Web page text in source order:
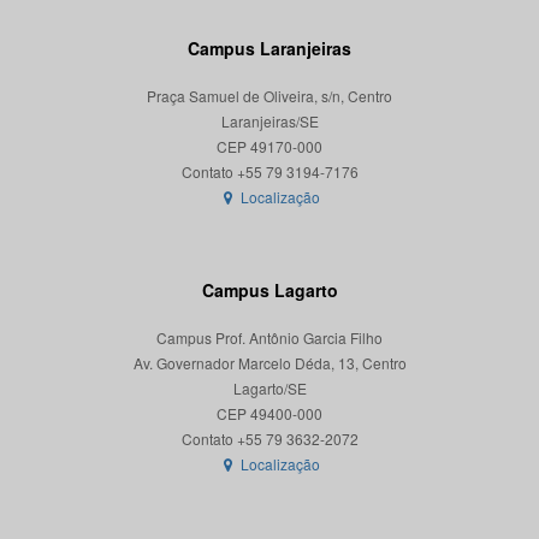
Campus Laranjeiras
Praça Samuel de Oliveira, s/n, Centro
Laranjeiras/SE
CEP 49170-000
Localização
Campus Lagarto
Campus Prof. Antônio Garcia Filho
Av. Governador Marcelo Déda, 13, Centro
Lagarto/SE
CEP 49400-000
Localização